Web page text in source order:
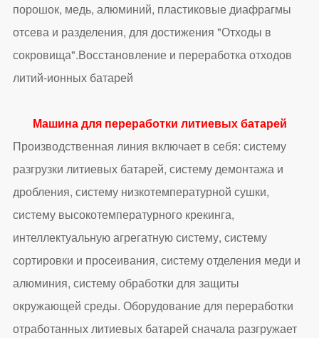
порошок, медь, алюминий, пластиковые диафрагмы
отсева и разделения, для достижения "Отходы в
сокровища".Восстановление и переработка отходов
литий-ионных батарей
Машина для переработки литиевых батарей
Производственная линия включает в себя: систему
разгрузки литиевых батарей, систему демонтажа и
дробления, систему низкотемпературной сушки,
систему высокотемпературного крекинга,
интеллектуальную агрегатную систему, систему
сортировки и просеивания, систему отделения меди и
алюминия, систему обработки для защиты
окружающей среды. Оборудование для переработки
отработанных литиевых батарей сначала разгружает